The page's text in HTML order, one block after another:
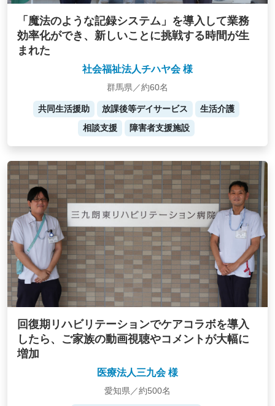
「魔法のような記録システム」を導入して業務
効率化ができ、新しいことに挑戦する時間が生
まれた
社会福祉法人チハヤ会 様
群馬県／約60名
共同生活援助 放課後等デイサービス
生活介護
相談支援
障害者支援施設
回復期リハビリテーションでケアコラボを導入
したら、ご家族の動画視聴やコメントが大幅に
増加
医療法人三九会 様
愛知県／約500名